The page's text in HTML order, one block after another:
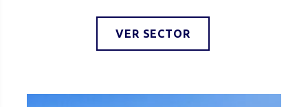
VER SECTOR